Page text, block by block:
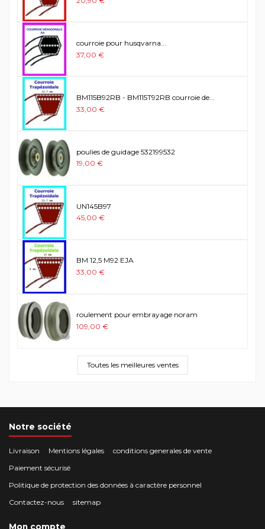
courroie pour husqvarna...
37,00 €
BM115B92RB - BM115T92RB courroie de...
33,00 €
poulies de guidage 532199532
19,00 €
UN145B97
45,00 €
BM 12,5 M92 EJA
33,00 €
roulement pour embrayage noram
109,00 €
Toutes les meilleures ventes
Notre société
Livraison Mentions légales
conditions generales de vente
Paiement sécurisé
Politique de protection des données à caractère personnel
Contactez-nous
sitemap
Mon compte